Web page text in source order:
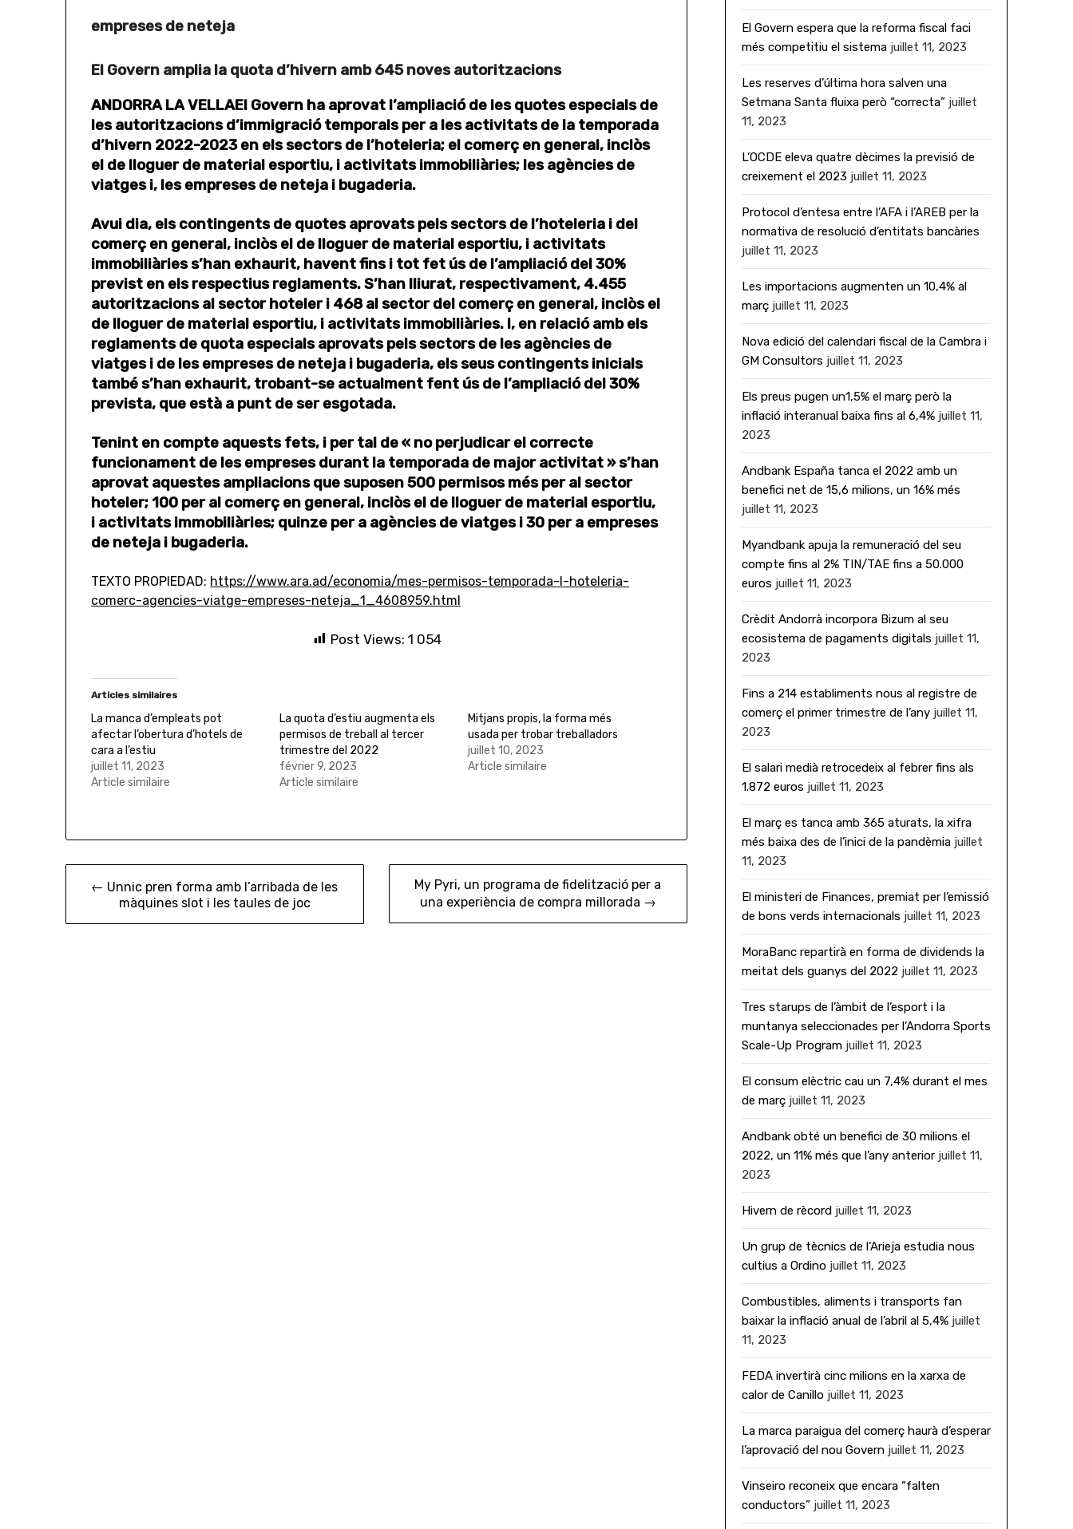
empreses de neteja
El Govern amplia la quota d’hivern amb 645 noves autoritzacions
ANDORRA LA VELLAEl Govern ha aprovat l’ampliació de les quotes especials de
les autoritzacions d’immigració temporals per a les activitats de la temporada
d’hivern 2022-2023 en els sectors de l’hoteleria; el comerç en general, inclòs
el de lloguer de material esportiu, i activitats immobiliàries; les agències de
viatges i, les empreses de neteja i bugaderia.
Avui dia, els contingents de quotes aprovats pels sectors de l’hoteleria i del
comerç en general, inclòs el de lloguer de material esportiu, i activitats
immobiliàries s’han exhaurit, havent fins i tot fet ús de l’ampliació del 30%
previst en els respectius reglaments. S’han lliurat, respectivament, 4.455
autoritzacions al sector hoteler i 468 al sector del comerç en general, inclòs el
de lloguer de material esportiu, i activitats immobiliàries. I, en relació amb els
reglaments de quota especials aprovats pels sectors de les agències de
viatges i de les empreses de neteja i bugaderia, els seus contingents inicials
també s’han exhaurit, trobant-se actualment fent ús de l’ampliació del 30%
prevista, que està a punt de ser esgotada.
Tenint en compte aquests fets, i per tal de « no perjudicar el correcte
funcionament de les empreses durant la temporada de major activitat » s’han
aprovat aquestes ampliacions que suposen 500 permisos més per al sector
hoteler; 100 per al comerç en general, inclòs el de lloguer de material esportiu,
i activitats immobiliàries; quinze per a agències de viatges i 30 per a empreses
de neteja i bugaderia.
TEXTO PROPIEDAD: https://www.ara.ad/economia/mes-permisos-temporada-l-hoteleria-
comerc-agencies-viatge-empreses-neteja_1_4608959.html
Post Views: 1 054
Articles similaires
La manca d’empleats pot
afectar l’obertura d’hotels de
cara a l’estiu
juillet 11, 2023
Article similaire
La quota d’estiu augmenta els
permisos de treball al tercer
trimestre del 2022
février 9, 2023
Article similaire
Mitjans propis, la forma més
usada per trobar treballadors
juillet 10, 2023
Article similaire
Navigation
← Unnic pren forma amb l’arribada de les
màquines slot i les taules de joc
My Pyri, un programa de fidelització per a
una experiència de compra millorada →
El Govern espera que la reforma fiscal faci
més competitiu el sistema juillet 11, 2023
Les reserves d’última hora salven una
Setmana Santa fluixa però “correcta” juillet
11, 2023
L’OCDE eleva quatre dècimes la previsió de
creixement el 2023 juillet 11, 2023
Protocol d’entesa entre l’AFA i l’AREB per la
normativa de resolució d’entitats bancàries
juillet 11, 2023
Les importacions augmenten un 10,4% al
març juillet 11, 2023
Nova edició del calendari fiscal de la Cambra i
GM Consultors juillet 11, 2023
Els preus pugen un1,5% el març però la
inflació interanual baixa fins al 6,4% juillet 11,
2023
Andbank España tanca el 2022 amb un
benefici net de 15,6 milions, un 16% més
juillet 11, 2023
Myandbank apuja la remuneració del seu
compte fins al 2% TIN/TAE fins a 50.000
euros juillet 11, 2023
Crèdit Andorrà incorpora Bizum al seu
ecosistema de pagaments digitals juillet 11,
2023
Fins a 214 establiments nous al registre de
comerç el primer trimestre de l’any juillet 11,
2023
El salari medià retrocedeix al febrer fins als
1.872 euros juillet 11, 2023
El març es tanca amb 365 aturats, la xifra
més baixa des de l’inici de la pandèmia juillet
11, 2023
El ministeri de Finances, premiat per l’emissió
de bons verds internacionals juillet 11, 2023
MoraBanc repartirà en forma de dividends la
meitat dels guanys del 2022 juillet 11, 2023
Tres starups de l’àmbit de l’esport i la
muntanya seleccionades per l’Andorra Sports
Scale-Up Program juillet 11, 2023
El consum elèctric cau un 7,4% durant el mes
de març juillet 11, 2023
Andbank obté un benefici de 30 milions el
2022, un 11% més que l’any anterior juillet 11,
2023
Hivern de rècord juillet 11, 2023
Un grup de tècnics de l’Arieja estudia nous
cultius a Ordino juillet 11, 2023
Combustibles, aliments i transports fan
baixar la inflació anual de l’abril al 5,4% juillet
11, 2023
FEDA invertirà cinc milions en la xarxa de
calor de Canillo juillet 11, 2023
La marca paraigua del comerç haurà d’esperar
l’aprovació del nou Govern juillet 11, 2023
Vinseiro reconeix que encara “falten
conductors” juillet 11, 2023